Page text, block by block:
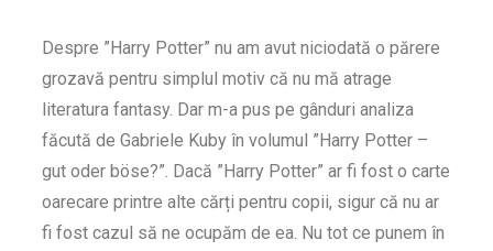
Despre ”Harry Potter” nu am avut niciodată o părere
grozavă pentru simplul motiv că nu mă atrage
literatura fantasy. Dar m-a pus pe gânduri analiza
făcută de Gabriele Kuby în volumul ”Harry Potter –
gut oder böse?”. Dacă ”Harry Potter” ar fi fost o carte
oarecare printre alte cărți pentru copii, sigur că nu ar
fi fost cazul să ne ocupăm de ea. Nu tot ce punem în